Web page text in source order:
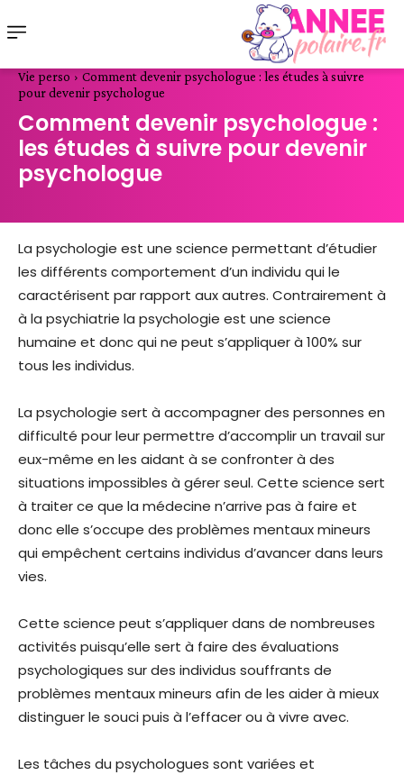
Vie perso
Comment devenir psychologue : les études à suivre
pour devenir psychologue
Comment devenir psychologue :
les études à suivre pour devenir
psychologue
La psychologie est une science permettant d’étudier
les différents comportement d’un individu qui le
caractérisent par rapport aux autres. Contrairement à
à la psychiatrie la psychologie est une science
humaine et donc qui ne peut s’appliquer à 100% sur
tous les individus.
La psychologie sert à accompagner des personnes en
difficulté pour leur permettre d’accomplir un travail sur
eux-même en les aidant à se confronter à des
situations impossibles à gérer seul. Cette science sert
à traiter ce que la médecine n’arrive pas à faire et
donc elle s’occupe des problèmes mentaux mineurs
qui empêchent certains individus d’avancer dans leurs
vies.
Cette science peut s’appliquer dans de nombreuses
activités puisqu’elle sert à faire des évaluations
psychologiques sur des individus souffrants de
problèmes mentaux mineurs afin de les aider à mieux
distinguer le souci puis à l’effacer ou à vivre avec.
Les tâches du psychologues sont variées et